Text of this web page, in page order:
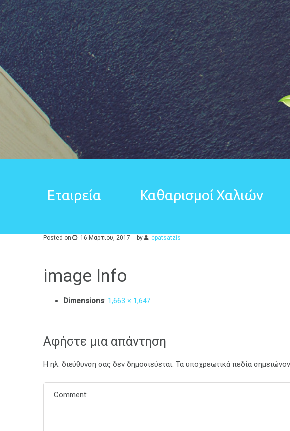
Εταιρεία Καθαρισμοί Χαλιών
Posted on 16 Μαρτίου, 2017 by cpatsatzis
image Info
Dimensions: 1,663 × 1,647
Αφήστε μια απάντηση
Η ηλ. διεύθυνση σας δεν δημοσιεύεται. Τα υποχρεωτικά πεδία